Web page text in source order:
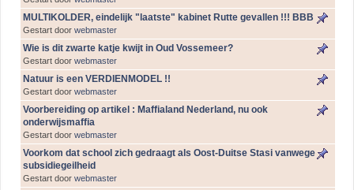
MULTIKOLDER, eindelijk "laatste" kabinet Rutte gevallen !!! BBB
Gestart door webmaster
Wie is dit zwarte katje kwijt in Oud Vossemeer?
Gestart door webmaster
Natuur is een VERDIENMODEL !!
Gestart door webmaster
Voorbereiding op artikel : Maffialand Nederland, nu ook
onderwijsmaffia
Gestart door webmaster
Voorkom dat school zich gedraagt als Oost-Duitse Stasi vanwege
subsidiegeilheid
Gestart door webmaster